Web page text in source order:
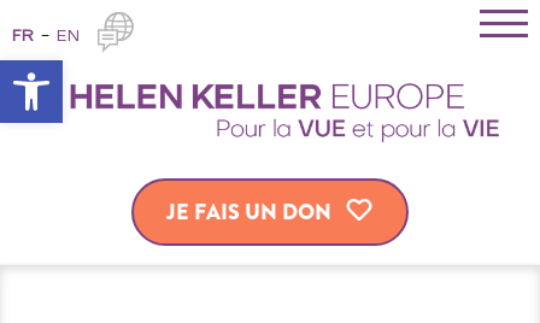
Ouvrir la barre d’outils
FR EN
JE FAIS UN DON